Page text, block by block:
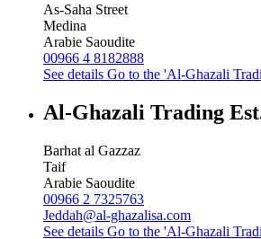
As-Saha Street
Medina
Arabie Saoudite
00966 4 8182888
See details Go to the 'Al-Ghazali
Al-Ghazali Trading
Barhat al Gazzaz
Taif
Arabie Saoudite
00966 2 7325763
Jeddah@al-ghazalisa.com
See details Go to the 'Al-Ghazali